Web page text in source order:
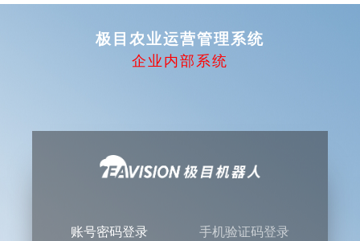
极目农业运营管理系统
企业内部系统
账号密码登录 手机验证码登录